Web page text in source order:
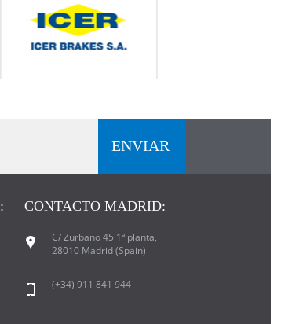
CONTACTO MADRID:
C/ Zurbano 45 1ª planta,
28010 Madrid (Spain)
(+34) 911 841 944